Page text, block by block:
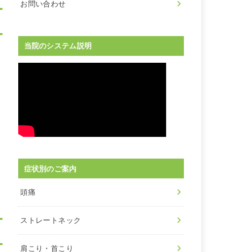
お問い合わせ
当院のシステム説明
症状別のご案内
頭痛
ストレートネック
肩こり・首こり